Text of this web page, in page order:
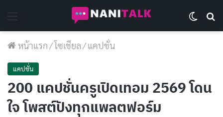
หน้าแรก/โซเชียล/แคปชั่น
แคปชั่น
200 แคปชั่นครูเปิดเทอม 2569 โดน
ใจ โพสต์ปังทุกแพลตฟอร์ม